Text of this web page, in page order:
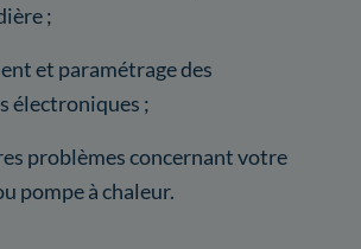
;
et paramétrage des
électroniques ;
problèmes concernant votre
pompe à chaleur.